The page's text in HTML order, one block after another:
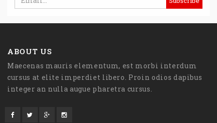
ABOUT US
Maecenas mauris elementum, est morbi interdum
cursus at elite imperdiet libero. Proin odios dapibus
integer an nulla augue pharetra cursus.